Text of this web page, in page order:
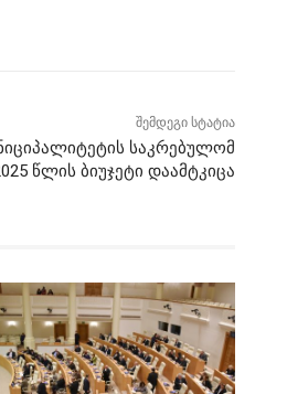
შემდეგი სტატია
საკრებულომ
წლის ბიუჯეტი დაამტკიცა